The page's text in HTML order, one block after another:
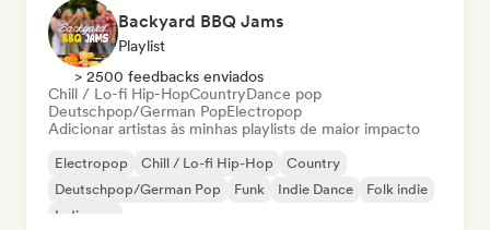
Backyard BBQ Jams
Playlist
> 2500 feedbacks enviados
Chill / Lo-fi Hip-HopCountryDance pop
Deutschpop/German PopElectropop
Adicionar artistas às minhas playlists de maior impacto
Electropop Chill / Lo-fi Hip-Hop
Country
Deutschpop/German Pop
Funk Indie Dance
Folk indie
Indie pop